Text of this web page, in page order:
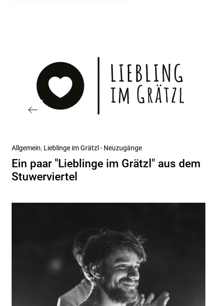
Vorheriger
Beitrag
Allgemein Lieblinge im Grätzl - Neuzugänge
Ein paar "Lieblinge im Grätzl" aus dem
Stuwerviertel